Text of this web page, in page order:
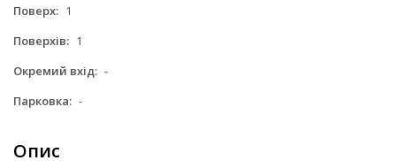
Поверх: 1
Поверхів: 1
Окремий вхід: -
Парковка: -
Опис